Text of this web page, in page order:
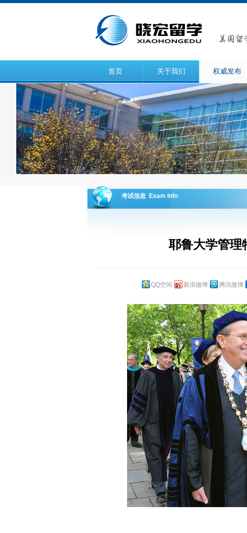
首页 关于我们 权威发布
考试信息 Exam Info
耶鲁大学管理
QQ空间 新浪微博 腾讯微博